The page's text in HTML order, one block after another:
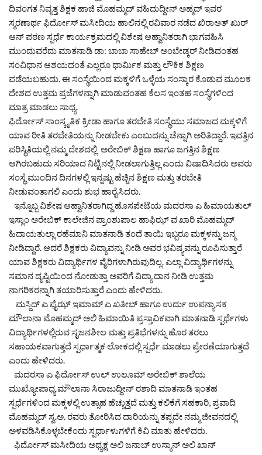
ದಿವಂಗತ ನಿವೃತ್ತ ಶಿಕ್ಷಕ ಹಾಜಿ ಮೊಹಮ್ಮದ್ ವಹಿದುದ್ದೀನ್ ಅಹ್ಮದ್ ಇವರ
ಸ್ಮರಣಾರ್ಥ ಫಿರ್ದೋಸ್ ಮಸೀದಿಯ ಹಾಲಿನಲ್ಲಿ ರವಿವಾರ ನಡೆದ ಖಿರಾಅತ್ ಖುರ್
ಆನ್ ಪಠಣ ಸ್ಪರ್ಧೆ ಕಾರ್ಯಕ್ರಮದಲ್ಲಿ ವಿಶೇಷ ಆಹ್ವಾನಿತರಾಗಿ ಭಾಗವಹಿಸಿ
ಮುಂದುವರೆದು ಮಾತನಾಡಿ ಡಾ: ಬಾಬಾ ಸಾಹೇಬ್ ಅಂಬೇಡ್ಕರ್ ನೀಡಿದಂತಹ
ಸಂವಿಧಾನ ಆಶಯದಂತೆ ಎಲ್ಲರೂ ಧಾರ್ಮಿಕ ಮತ್ತು ಲೌಕಿಕ ಶಿಕ್ಷಣ
ಪಡೆಯಬಹುದು. ಈ ಸಂಸ್ಥೆಯಿಂದ ಮಕ್ಕಳಿಗೆ ಒಳ್ಳೆಯ ಸಂಸ್ಕಾರ ಕೊಡುವ ಮೂಲಕ
ದೇಶದ ಉತ್ತಮ ಪ್ರಜೆಗಳನ್ನಾಗಿ ಮಾಡುವಂತಹ ಕೆಲಸ ಇಂತಹ ಸಂಸ್ಥೆಗಳಿಂದ
ಮಾತ್ರ ಮಾಡಲು ಸಾಧ್ಯ.
ಫಿರ್ದೋಸ್ ಸಾಂಸ್ಕೃತಿಕ ಕ್ರೀಡಾ ಹಾಗೂ ತರಬೇತಿ ಸಂಸ್ಥೆಯು ಸಮಾಜದ ಮಕ್ಕಳಿಗೆ
ಯಾವ ರೀತಿ ತರಬೇತಿಯನ್ನು ನೀಡಬೇಕು ಎಂಬುದನ್ನು ಚೆನ್ನಾಗಿ ಅರಿತಿದ್ದಾರೆ. ಇವತ್ತಿನ
ಪರಿಸ್ಥಿತಿಯಲ್ಲಿ ನಮ್ಮ ದೇಶದಲ್ಲಿ ಅರೇಬಿಕ್ ಶಿಕ್ಷಣ ಹಾಗೂ ಜಗತ್ತಿನ ಶಿಕ್ಷಣ
ಆಗಿರಬಹುದು ಸರಿಯಾದ ನಿಟ್ಟಿನಲ್ಲಿ ನೀಡಲಾಗುತ್ತಿಲ್ಲ ಎಂದು ವಿಷಾದಿಸಿದರು ಅವರು
ಸಂಸ್ಥೆ ಮುಂದಿನ ದಿನಗಳಲ್ಲಿ ಇನ್ನಷ್ಟು ಹೆಚ್ಚಿನ ಶಿಕ್ಷಣ ಮತ್ತು ತರಬೇತಿ
ನೀಡುವಂತಾಗಲಿ ಎಂದು ಶುಭ ಹಾರೈಸಿದರು.
ಇನ್ನೊಬ್ಬ ವಿಶೇಷ ಆಹ್ವಾನಿತರಾಗಿದ್ದ ಹೊಸಪೇಟೆಯ ಮದರಸಾ ಎ ಹಿಮಾಯತುಲ್
ಇಸ್ಲಾಂ ಅರೇಬಿಕ್ ಕಾಲೇಜಿನ ಪ್ರಾಂಶುಪಾಲ ಹಾಫಿಝ್ ವ ಖಾರಿ ಮೊಹಮ್ಮದ್
ಹಿದಾಯತುಲ್ಲಾ ರಹೆಮಾನಿ ಮಾತನಾಡಿ ತಂದೆ ತಾಯಿ ಇಬ್ಬರೂ ಮಕ್ಕಳನ್ನು ಜನ್ಮ
ನೀಡಿದ್ದಾರೆ. ಆದರೆ ಶಿಕ್ಷಕರು ವಿದ್ಯಾವನ್ನು ನೀಡಿ ಅವರ ಭವಿಷ್ಯವನ್ನು ರೂಪಿಸುತ್ತಾರೆ
ಯಾವ ಶಿಕ್ಷಕರು ವಿದ್ಯಾರ್ಥಿಗಳ ವೈರಿಗಳಾಗಿರುವುದಿಲ್ಲ. ಎಲ್ಲಾ ವಿದ್ಯಾರ್ಥಿಗಳನ್ನು
ಸಮಾನ ದೃಷ್ಟಿಯಿಂದ ನೋಡುತ್ತಾ ಅವರಿಗೆ ವಿದ್ಯಾ ದಾನ ನೀಡಿ ಉತ್ತಮ
ನಾಗರಿಕರನ್ನಾಗಿ ತಯಾರಿಸುತ್ತಾರೆ ಎಂದು ಹೇಳಿದರು.
ಮಸ್ಜಿದ್ ಎ ಫೈಝ್ ಇಮಾಮ್ ಎ ಖತೀಬ್ ಹಾಗೂ ಉರ್ದು ಉಪನ್ಯಾಸಕ
ಮೌಲಾನಾ ಮೊಹಮ್ಮದ್ ಅಲಿ ಹಿಮಾಯಿತಿ ಪ್ರಸ್ತಾವಿಕವಾಗಿ ಮಾತನಾಡಿ ಸ್ಪರ್ಧೆಗಳು
ವಿದ್ಯಾರ್ಥಿಗಳಲ್ಲಿರುವ ಸೃಜನಶೀಲ ಮತ್ತು ಪ್ರತಿಭೆಗಳನ್ನು ಹೊರ ತರಲು
ಸಹಾಯಕವಾಗುತ್ತದೆ ಸ್ಪರ್ಧಾತ್ಮಕ ಲೋಕದಲ್ಲಿ ಸ್ಪರ್ಧೆ ಮಾಡಲು ಪ್ರೇರಣೆಯಾಗುತ್ತದೆ
ಎಂದು ಹೇಳಿದರು.
ಮದರಸಾ ಎ ಫಿರ್ದೋಸ್ ಉಲ್ ಉಲೂಮ್ ಅರೇಬಿಕ್ ಶಾಲೆಯ
ಮುಖ್ಯೋಪಾಧ್ಯ ಮೌಲಾನಾ ಸಿರಾಜುದ್ದೀನ್ ರಶಾದಿ ಮಾತನಾಡಿ ಇಂತಹ
ಸ್ಪರ್ಧೆಗಳಿಂದ ಮಕ್ಕಳಲ್ಲಿ ಉತ್ಸಾಹ ಹೆಚ್ಚುತ್ತದೆ ಮತ್ತು ಕಲಿಕೆಗೆ ಸಹಕಾರಿ, ಪ್ರವಾದಿ
ಮೊಹಮ್ಮದ್ ಸ್ವ.ಅ. ರವರು ತೋರಿಸಿದ ದಾರಿಯನ್ನು ತಪ್ಪದೇ ನಮ್ಮ ಜೀವನದಲ್ಲಿ
ಅಳವಡಿಸಿಕೊಳ್ಳಬೇಕೆಂದು ಸ್ಪರ್ಧಾಳುಗಳಿಗೆ ಕಿವಿ ಮಾತು ಹೇಳಿದರು.
ಫಿರ್ದೋಸ್ ಮಸೀದಿಯ ಅಧ್ಯಕ್ಷ ಅಲಿ ಜನಾಬ್ ಉಸ್ಮಾನ್ ಅಲಿ ಖಾನ್